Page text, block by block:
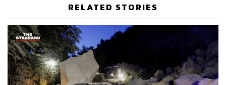
https://web.facebook.com/watch/?v=6366226737787
10&_rdc=1&_rdr
TAGS: เชื้อไวรัสโคโรนา
Italian-Chinese Youth Union
Italy
โรคระบาด
RELATED STORIES